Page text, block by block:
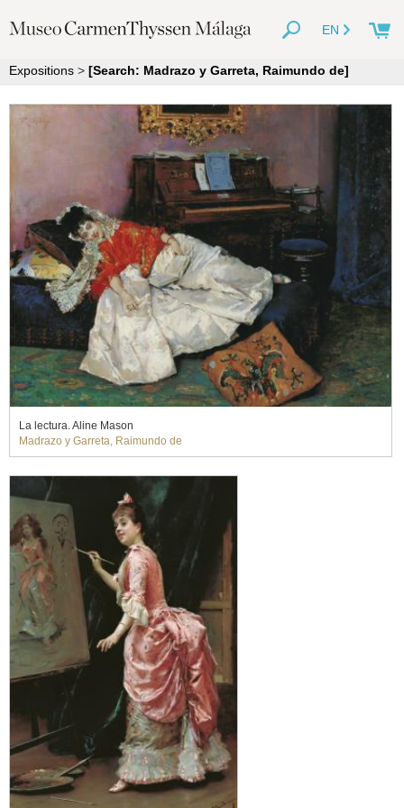
EN
Expositions > [Search: Madrazo y Garreta, Raimundo de]
La lectura. Aline Mason
Madrazo y Garreta, Raimundo de